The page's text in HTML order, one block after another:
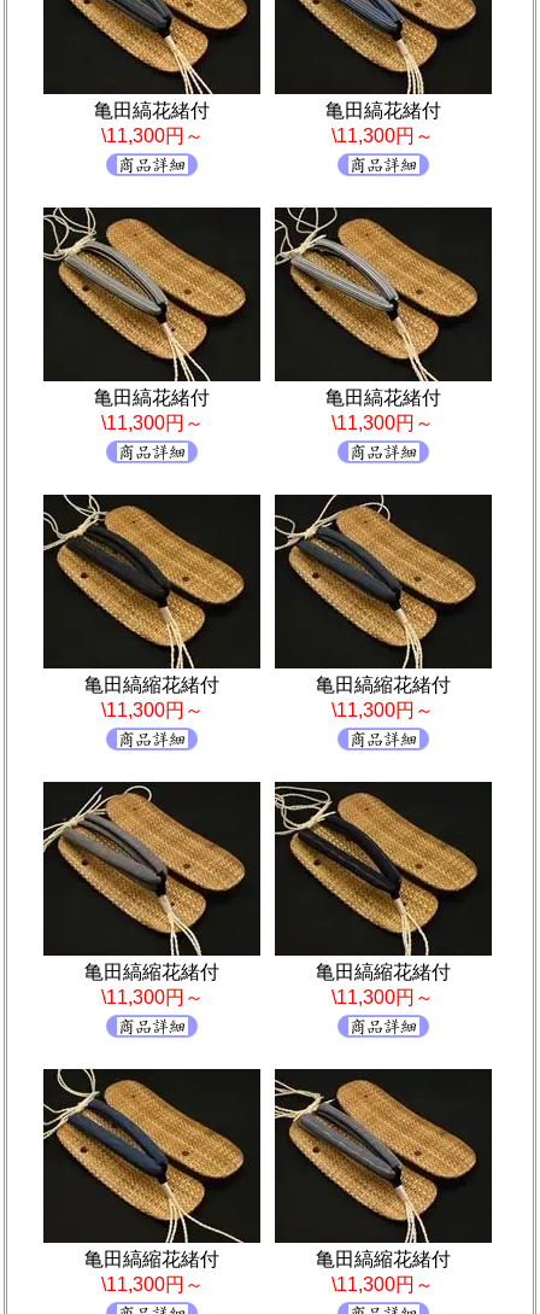
亀田縞花緒付
\11,300円～
亀田縞花緒付
\11,300円～
亀田縞花緒付
\11,300円～
亀田縞花緒付
\11,300円～
亀田縞縮花緒付
\11,300円～
亀田縞縮花緒付
\11,300円～
亀田縞縮花緒付
\11,300円～
亀田縞縮花緒付
\11,300円～
亀田縞縮花緒付
\11,300円～
亀田縞縮花緒付
\11,300円～